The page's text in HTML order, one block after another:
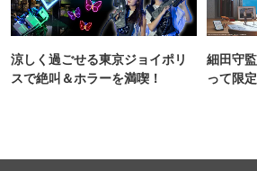
涼しく過ごせる東京ジョイポリ
スで絶叫＆ホラーを満喫！
細田守
って限